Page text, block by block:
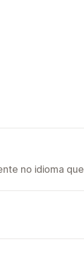
no idioma que